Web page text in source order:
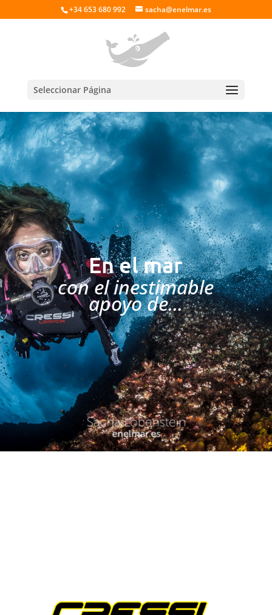
+34 653 680 992 sacha@enelmar.es
Seleccionar Página
En el mar
con el inestimable
apoyo de...